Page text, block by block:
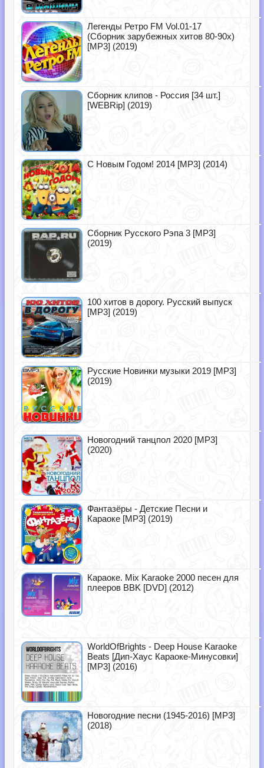
Легенды Ретро FM Vol.01-17
(Сборник зарубежных хитов 80-90х)
[MP3] (2019)
Сборник клипов - Россия [34 шт.]
[WEBRip] (2019)
С Новым Годом! 2014 [MP3] (2014)
Сборник Русского Рэпа 3 [MP3]
(2019)
100 хитов в дорогу. Русский выпуск
[MP3] (2019)
Русские Новинки музыки 2019 [MP3]
(2019)
Новогодний танцпол 2020 [MP3]
(2020)
Фантазёры - Детские Песни и
Караоке [MP3] (2019)
Караоке. Mix Karaoke 2000 песен для
плееров BBK [DVD] (2012)
WorldOfBrights - Deep House Karaoke
Beats [Дип-Хаус Караоке-Минусовки]
[MP3] (2016)
Новогодние песни (1945-2016) [MP3]
(2018)